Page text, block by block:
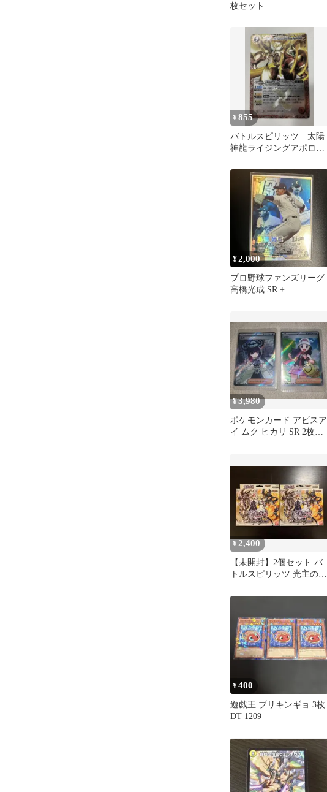
枚セット
¥855
バトルスピリッツ 太陽
神龍ライジングアポロド
¥2,000
プロ野球ファンズリーグ
高橋光成 SR +
¥3,980
ポケモンカード アビスア
イ ムク ヒカリ SR 2枚セ
¥2,400
【未開封】2個セット バ
トルスピリッツ 光主の共
¥400
遊戯王 ブリキンギョ 3枚
DT 1209